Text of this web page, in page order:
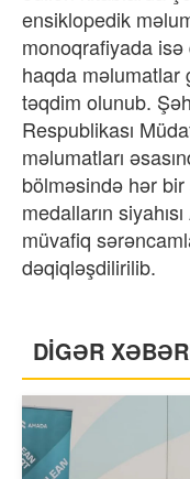
ensiklopedik
monoqrafiyada
haqda məlumatlar
təqdim olunub.
Respublikası
məlumatları
bölməsində hər
medalların
müvafiq
dəqiqləşdilirilib.
DİGƏR